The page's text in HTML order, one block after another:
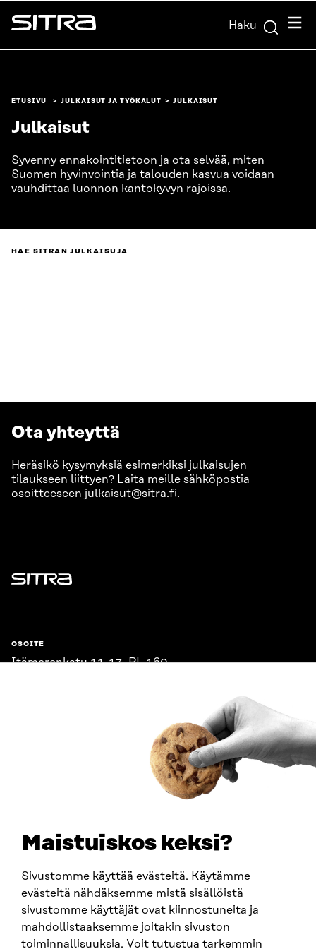
Maistuiskos keksi?
Sivustomme käyttää evästeitä. Käytämme
evästeitä nähdäksemme mistä sisällöistä
sivustomme käyttäjät ovat kiinnostuneita ja
mahdollistaaksemme joitakin sivuston
toiminnallisuuksia. Voit tutustua tarkemmin
Siirry
suoraan
Sitra Haku
ETUSIVU JULKAISUT JA TYÖKALUT JULKAISUT
Julkaisut
Syvenny ennakointitietoon ja ota selvää, miten
Suomen hyvinvointia ja talouden kasvua voidaan
vauhdittaa luonnon kantokyvyn rajoissa.
HAE SITRAN JULKAISUJA
Ota yhteyttä
Heräsikö kysymyksiä esimerkiksi julkaisujen
tilaukseen liittyen? Laita meille sähköpostia
osoitteeseen julkaisut@sitra.fi.
Sitra
OSOITE
Itämerenkatu 11-13, PL 160,
SITRA SOSIAALISESSA MEDIASSA
LinkedIn
Instagram